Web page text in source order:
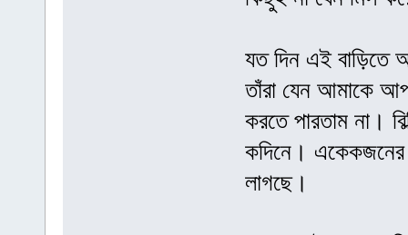
যত দিন এই বাড়িতে
তাঁরা যেন আমাকে
করতে পারতাম না।
কদিনে। একেকজনের
লাগছে।